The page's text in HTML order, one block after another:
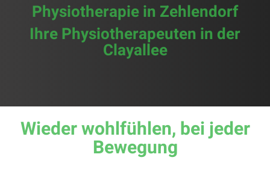
Physiotherapie in Zehlendorf
Ihre Physiotherapeuten in der
Clayallee
Wieder wohlfühlen, bei jeder
Bewegung